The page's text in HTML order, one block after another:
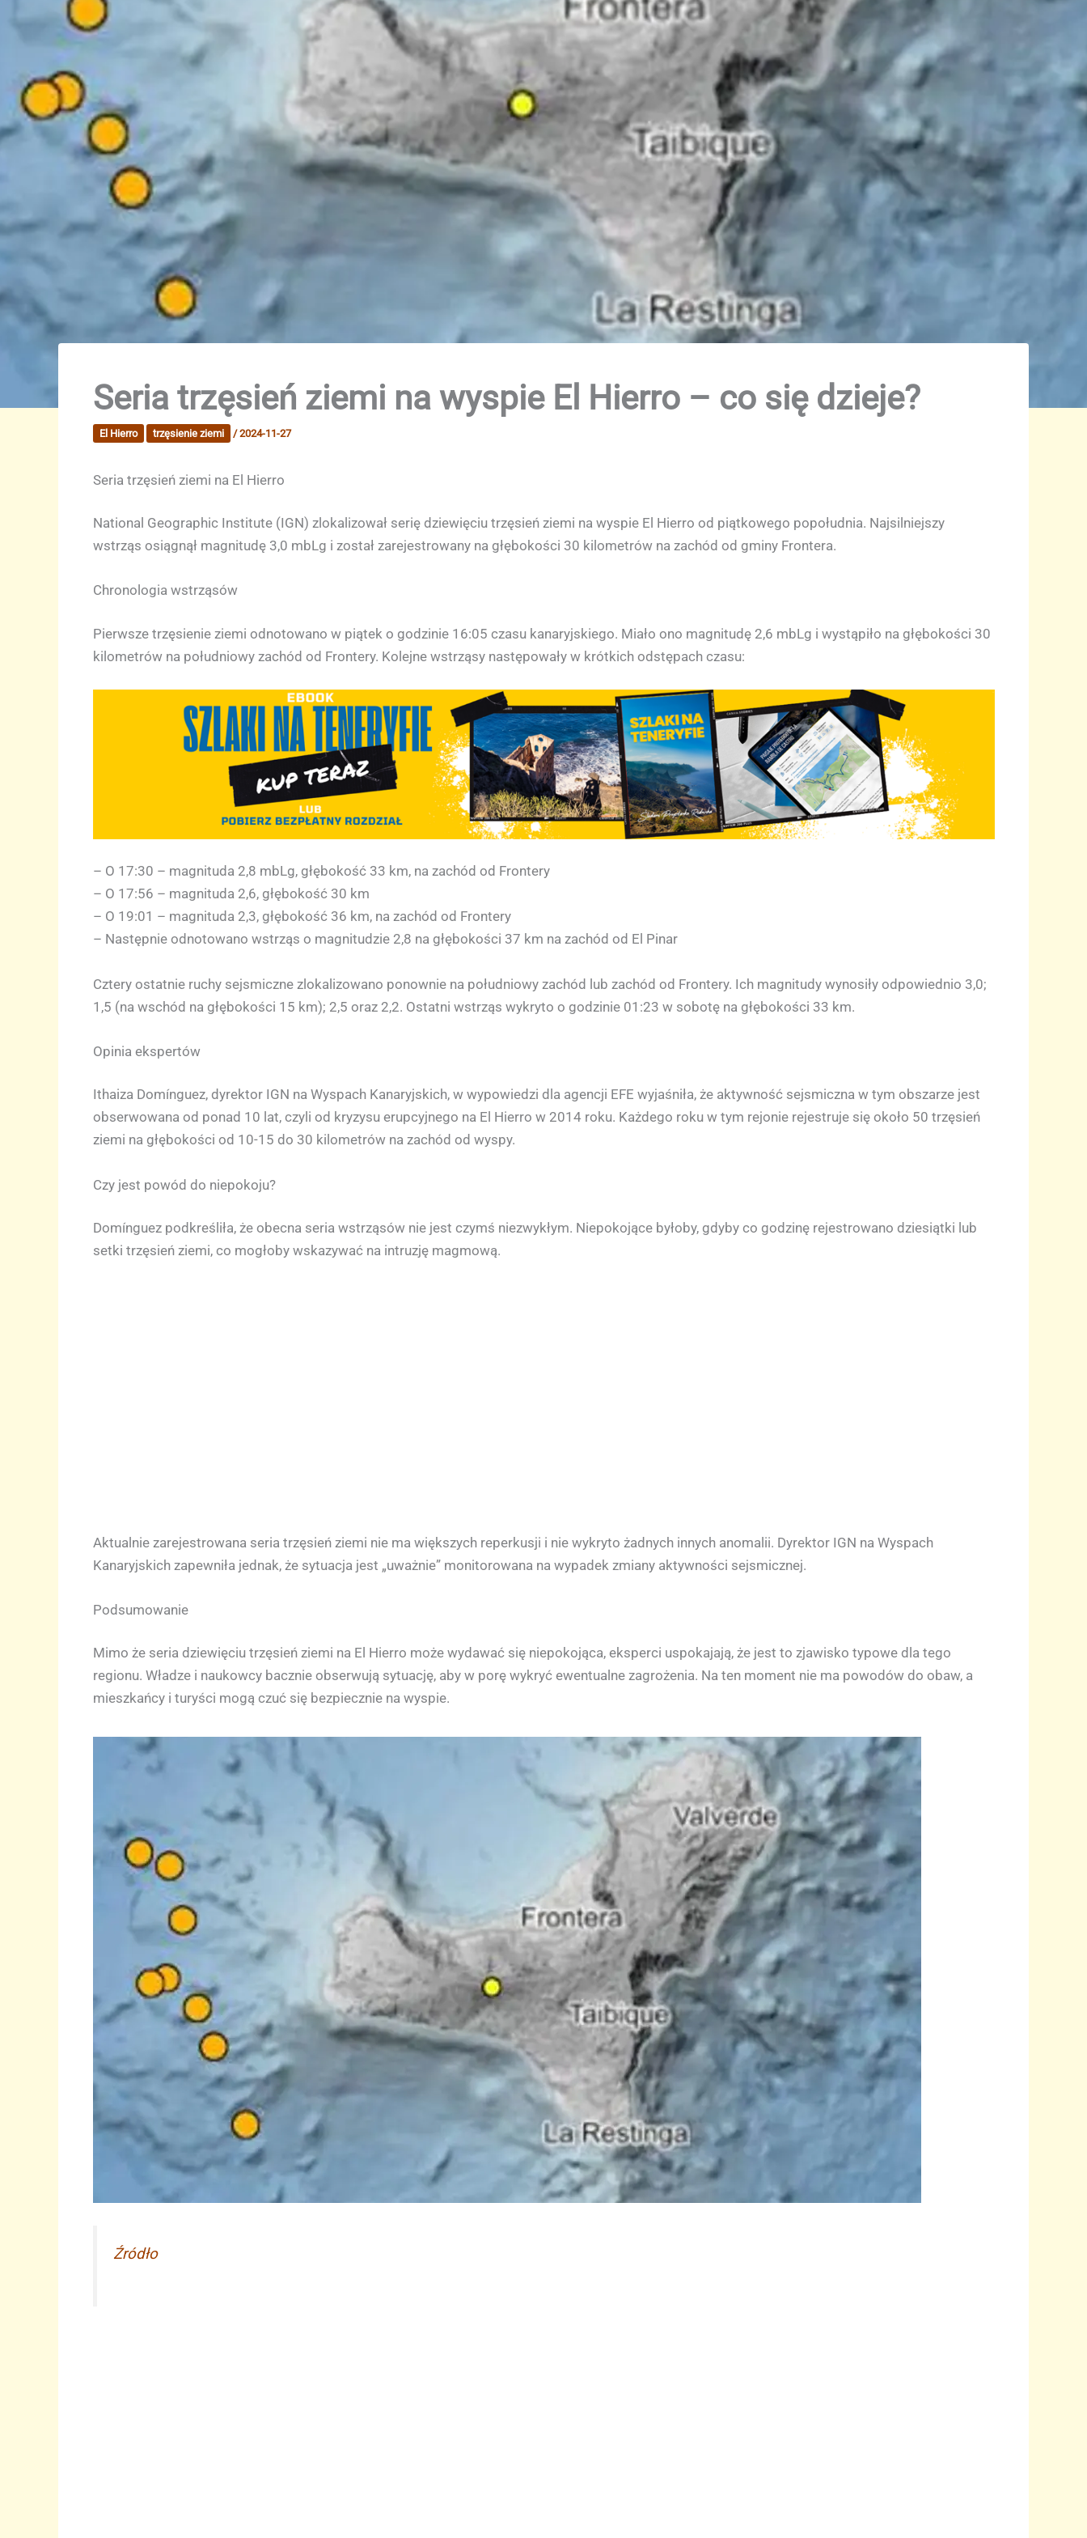
Seria trzęsień ziemi na wyspie El Hierro – co się dzieje?
El Hierro trzęsienie ziemi /2024-11-27
Seria trzęsień ziemi na El Hierro
National Geographic Institute (IGN) zlokalizował serię dziewięciu trzęsień ziemi na wyspie El Hierro od piątkowego popołudnia. Najsilniejszy
wstrząs osiągnął magnitudę 3,0 mbLg i został zarejestrowany na głębokości 30 kilometrów na zachód od gminy Frontera.
Chronologia wstrząsów
Pierwsze trzęsienie ziemi odnotowano w piątek o godzinie 16:05 czasu kanaryjskiego. Miało ono magnitudę 2,6 mbLg i wystąpiło na głębokości 30
kilometrów na południowy zachód od Frontery. Kolejne wstrząsy następowały w krótkich odstępach czasu:
– O 17:30 – magnituda 2,8 mbLg, głębokość 33 km, na zachód od Frontery
– O 17:56 – magnituda 2,6, głębokość 30 km
– O 19:01 – magnituda 2,3, głębokość 36 km, na zachód od Frontery
– Następnie odnotowano wstrząs o magnitudzie 2,8 na głębokości 37 km na zachód od El Pinar
Cztery ostatnie ruchy sejsmiczne zlokalizowano ponownie na południowy zachód lub zachód od Frontery. Ich magnitudy wynosiły odpowiednio 3,0;
1,5 (na wschód na głębokości 15 km); 2,5 oraz 2,2. Ostatni wstrząs wykryto o godzinie 01:23 w sobotę na głębokości 33 km.
Opinia ekspertów
Ithaiza Domínguez, dyrektor IGN na Wyspach Kanaryjskich, w wypowiedzi dla agencji EFE wyjaśniła, że aktywność sejsmiczna w tym obszarze jest
obserwowana od ponad 10 lat, czyli od kryzysu erupcyjnego na El Hierro w 2014 roku. Każdego roku w tym rejonie rejestruje się około 50 trzęsień
ziemi na głębokości od 10-15 do 30 kilometrów na zachód od wyspy.
Czy jest powód do niepokoju?
Domínguez podkreśliła, że obecna seria wstrząsów nie jest czymś niezwykłym. Niepokojące byłoby, gdyby co godzinę rejestrowano dziesiątki lub
setki trzęsień ziemi, co mogłoby wskazywać na intruzję magmową.
Aktualnie zarejestrowana seria trzęsień ziemi nie ma większych reperkusji i nie wykryto żadnych innych anomalii. Dyrektor IGN na Wyspach
Kanaryjskich zapewniła jednak, że sytuacja jest „uważnie” monitorowana na wypadek zmiany aktywności sejsmicznej.
Podsumowanie
Mimo że seria dziewięciu trzęsień ziemi na El Hierro może wydawać się niepokojąca, eksperci uspokajają, że jest to zjawisko typowe dla tego
regionu. Władze i naukowcy bacznie obserwują sytuację, aby w porę wykryć ewentualne zagrożenia. Na ten moment nie ma powodów do obaw, a
mieszkańcy i turyści mogą czuć się bezpiecznie na wyspie.
Źródło